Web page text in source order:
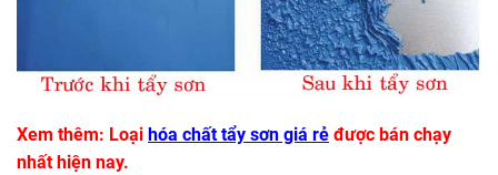
Xem thêm: Loại hóa chất tẩy sơn giá rẻ được bán chạy
nhất hiện nay.